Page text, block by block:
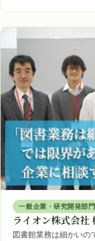
一般企業・研究開発部
ライオン株式会社
図書館業務は細かいの